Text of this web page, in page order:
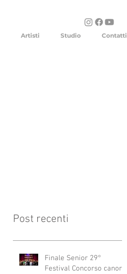
Artisti Studio Contatti
Post recenti
Finale Senior 29°
Festival Concorso canoro